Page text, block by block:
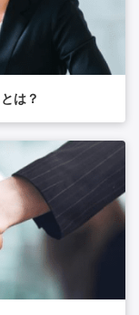
は？